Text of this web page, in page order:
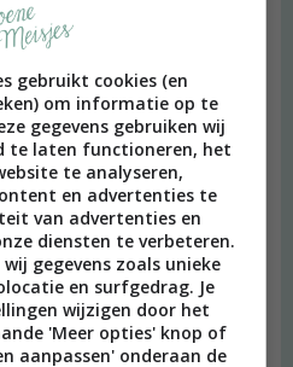
gebruikt cookies (en
om informatie op te
gegevens gebruiken wij
te laten functioneren, het
te analyseren,
en advertenties te
van advertenties en
diensten te verbeteren.
gegevens zoals unieke
en surfgedrag. Je
wijzigen door het
'Meer opties' knop of
aanpassen' onderaan de